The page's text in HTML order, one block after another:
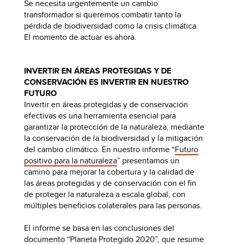
Se necesita urgentemente un cambio
transformador si queremos combatir tanto la
pérdida de biodiversidad como la crisis climática.
El momento de actuar es ahora.
INVERTIR EN ÁREAS PROTEGIDAS Y DE
CONSERVACIÓN ES INVERTIR EN NUESTRO
FUTURO
Invertir en áreas protegidas y de conservación
efectivas es una herramienta esencial para
garantizar la protección de la naturaleza, mediante
la conservación de la biodiversidad y la mitigación
del cambio climático. En nuestro informe “Futuro
positivo para la naturaleza” presentamos un
camino para mejorar la cobertura y la calidad de
las áreas protegidas y de conservación con el fin
de proteger la naturaleza a escala global, con
múltiples beneficios colaterales para las personas.
El informe se basa en las conclusiones del
documento “Planeta Protegido 2020”, que resume